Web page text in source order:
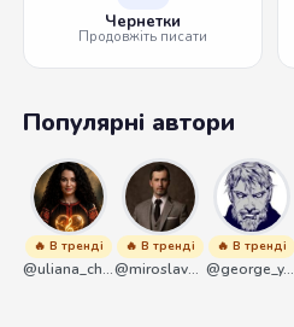
Чернетки
Продовжіть писати
Популярні автори
🔥 В тренді
@uliana_chernenko
🔥 В тренді
@miroslavmaniyk
🔥 В тренді
@george_y_lawlett